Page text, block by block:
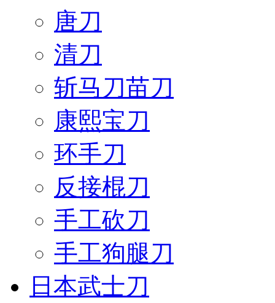
唐刀
清刀
斩马刀苗刀
康熙宝刀
环手刀
反接棍刀
手工砍刀
手工狗腿刀
日本武士刀